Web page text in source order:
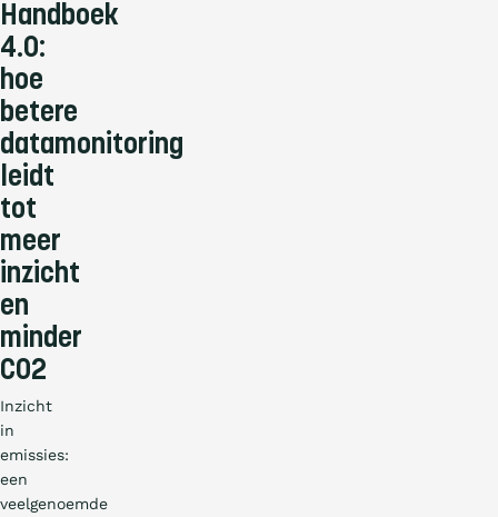
Handboek
4.0:
hoe
betere
datamonitoring
leidt
tot
meer
inzicht
en
minder
CO2
Inzicht
in
emissies:
een
veelgenoemde